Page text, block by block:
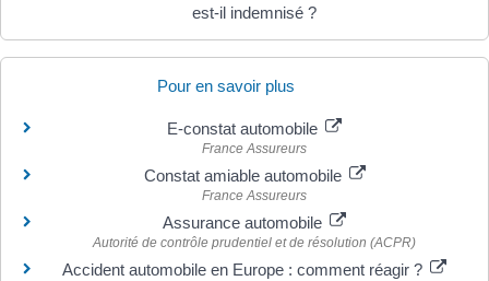
est-il indemnisé ?
Pour en savoir plus
E-constat automobile
France Assureurs
Constat amiable automobile
France Assureurs
Assurance automobile
Autorité de contrôle prudentiel et de résolution (ACPR)
Accident automobile en Europe : comment réagir ?